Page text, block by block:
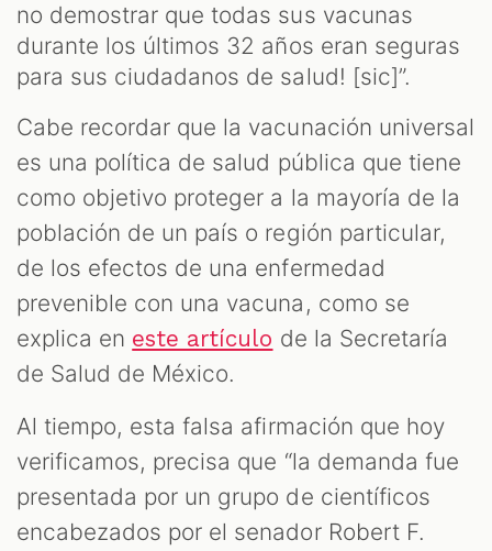
no demostrar que todas sus vacunas
durante los últimos 32 años eran seguras
para sus ciudadanos de salud! [sic]”.
Cabe recordar que la vacunación universal
es una política de salud pública que tiene
como objetivo proteger a la mayoría de la
población de un país o región particular,
de los efectos de una enfermedad
prevenible con una vacuna, como se
explica en este artículo de la Secretaría
de Salud de México.
Al tiempo, esta falsa afirmación que hoy
verificamos, precisa que “la demanda fue
presentada por un grupo de científicos
encabezados por el senador Robert F.